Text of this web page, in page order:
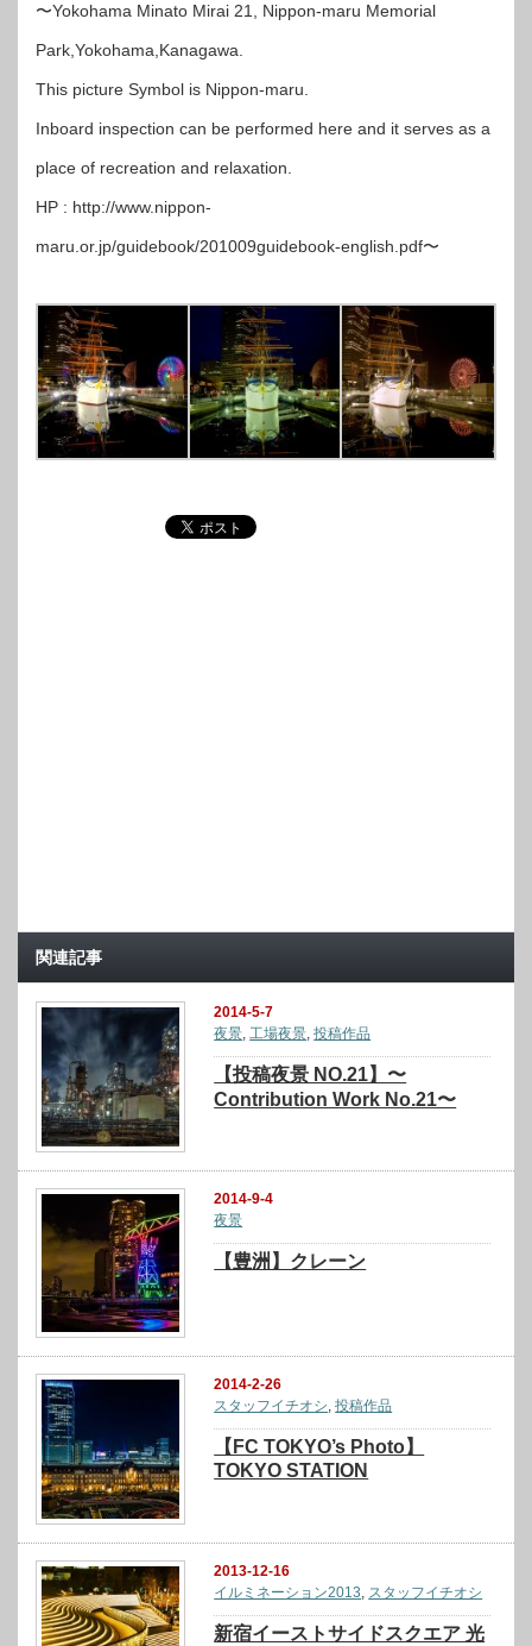
〜Yokohama Minato Mirai 21, Nippon-maru Memorial
Park,Yokohama,Kanagawa.
This picture Symbol is Nippon-maru.
Inboard inspection can be performed here and it serves as a
place of recreation and relaxation.
HP : http://www.nippon-
maru.or.jp/guidebook/201009guidebook-english.pdf〜
関連記事
2014-5-7
夜景,工場夜景,投稿作品
【投稿夜景 NO.21】〜
Contribution Work No.21〜
2014-9-4
夜景
【豊洲】クレーン
2014-2-26
スタッフイチオシ,投稿作品
【FC TOKYO’s Photo】
TOKYO STATION
2013-12-16
イルミネーション2013
スタッフイチオシ
新宿イーストサイドスクエア 光